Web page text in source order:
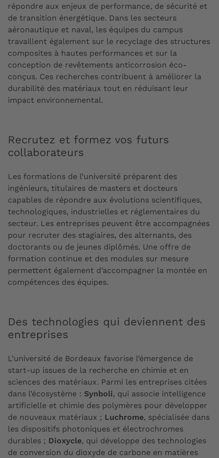
répondre aux enjeux de performance, de sécurité et
de transition énergétique. Dans les secteurs
aéronautique et naval, les équipes du campus
travaillent également sur le recyclage des structures
composites à hautes performances et sur la
conception de revêtements anticorrosion éco-
conçus. Ces recherches contribuent à améliorer la
durabilité des matériaux tout en réduisant leur
impact environnemental.
Recrutez et formez vos futurs
collaborateurs
Les formations de l’université préparent des
ingénieurs, titulaires de masters et docteurs
capables de répondre aux évolutions scientifiques,
technologiques, industrielles et réglementaires du
secteur. Les entreprises peuvent être accompagnées
pour recruter des stagiaires, des alternants, des
doctorants ou de jeunes diplômés. Une offre de
formation continue et des modules sur mesure
permettent également d’accompagner la montée en
compétences des équipes.
Des technologies qui deviennent des
entreprises
L’université de Bordeaux favorise l’émergence de
start-up issues de la recherche en chimie et en
sciences des matériaux. Parmi les entreprises citées
dans l’écosystème : Synboli, qui associe intelligence
artificielle et chimie des polymères pour développer
de nouveaux matériaux ; Luchrome, spécialisée dans
les dispositifs photoniques et électrochromes
durables ; Dioxycle, qui développe des technologies
de conversion du dioxyde de carbone en matières